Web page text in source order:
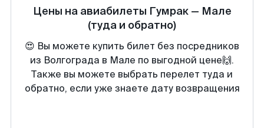
Цены на авиабилеты Гумрак— Мале
(туда и обратно)
😍 Вы можете купить билет без посредников
из Волгограда в Мале по выгодной цене🙌.
Также вы можете выбрать перелет туда и
обратно, если уже знаете дату возвращения